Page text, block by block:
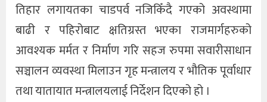
तिहार लगायतका चाडपर्व नजिकिँदै गएको अवस्थामा
बाढी र पहिरोबाट क्षतिग्रस्त भएका राजमार्गहरुको
आवश्यक मर्मत र निर्माण गरि सहज रुपमा सवारीसाधान
सञ्चालन व्यवस्था मिलाउन गृह मन्त्रालय र भौतिक पूर्वाधार
तथा यातायात मन्त्रालयलाई निर्देशन दिएको हो ।